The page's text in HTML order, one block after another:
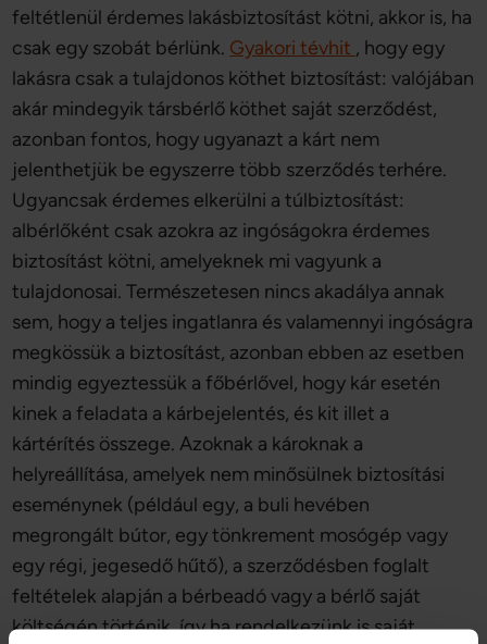
feltétlenül érdemes lakásbiztosítást kötni, akkor is, ha
csak egy szobát bérlünk. Gyakori tévhit , hogy egy
lakásra csak a tulajdonos köthet biztosítást: valójában
akár mindegyik társbérlő köthet saját szerződést,
azonban fontos, hogy ugyanazt a kárt nem
jelenthetjük be egyszerre több szerződés terhére.
Ugyancsak érdemes elkerülni a túlbiztosítást:
albérlőként csak azokra az ingóságokra érdemes
biztosítást kötni, amelyeknek mi vagyunk a
tulajdonosai. Természetesen nincs akadálya annak
sem, hogy a teljes ingatlanra és valamennyi ingóságra
megkössük a biztosítást, azonban ebben az esetben
mindig egyeztessük a főbérlővel, hogy kár esetén
kinek a feladata a kárbejelentés, és kit illet a
kártérítés összege. Azoknak a károknak a
helyreállítása, amelyek nem minősülnek biztosítási
eseménynek (például egy, a buli hevében
megrongált bútor, egy tönkrement mosógép vagy
egy régi, jegesedő hűtő), a szerződésben foglalt
feltételek alapján a bérbeadó vagy a bérlő saját
költségén történik, így ha rendelkezünk is saját